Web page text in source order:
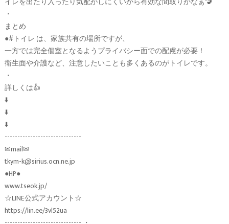
・
まとめ
●#トイレ は、家族共有の場所ですが、
一方では完全個室となるようプライバシー面での配慮が必要！
衛生面や介護など、注意したいことも多くあるのがトイレです。
・
詳しくは👍
⬇️
⬇️
⬇️
------------------------------
✉︎mail✉︎
tkym-k@sirius.ocn.ne.jp
●HP●
www.tseok.jp/
☆LINE公式アカウント☆
https://lin.ee/3vl52ua